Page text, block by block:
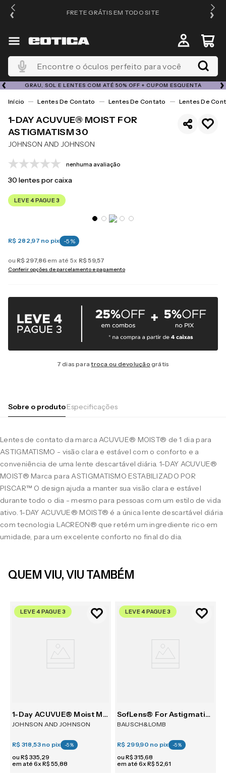
FRETE GRÁTIS EM TODO SITE
Encontre o óculos perfeito para você
GRAU, SOL E LENTES COM ATÉ 50% OFF + CUPOM ESQUENTA
Lentes De Contato Lentes De Contato Lentes De
1-DAY ACUVUE® MOIST FOR
ASTIGMATISM 30
JOHNSON AND JOHNSON
nenhuma avaliação
30lentes por caixa
LEVE 4 PAGUE 3
R$ 282,97 no pix -5 %
ou R$ 297,86 em até 5x R$59,57
Conferir opções de parcelamento e pagamento
7 dias paratroca ou devolução grátis
Sobre o produtoEspecificações
Lentes de contato da marca ACUVUE® MOIST® de 1 dia para
ASTIGMATISMO - visão clara e estável com o conforto e a
conveniência de uma lente descartável diária. 1-DAY ACUVUE®
MOIST® Marca para ASTIGMATISMO ESTABILIZADO POR
PISCAR™ O design ajuda a manter sua visão clara e estável
durante todo o dia - mesmo para pessoas com um estilo de vida
ativo. 1-DAY ACUVUE® MOIST® é a única lente descartável diária
com tecnologia LACREON® que retém um ingrediente rico em
umidade, para um excelente conforto no final do dia.
QUEM VIU, VIU TAMBÉM
LEVE 4 PAGUE 3
1-Day ACUVUE® Moist Multifocal 30
JOHNSON AND JOHNSON
R$ 318,53 no pix -5%
ou R$ 335,29
em até 6xR$ 55,88
LEVE 4 PAGUE 3
SofLens® For Astigmatism 6
BAUSCH&LOMB
R$ 299,90 no pix -5%
ou R$ 315,68
em até 6xR$ 52,61